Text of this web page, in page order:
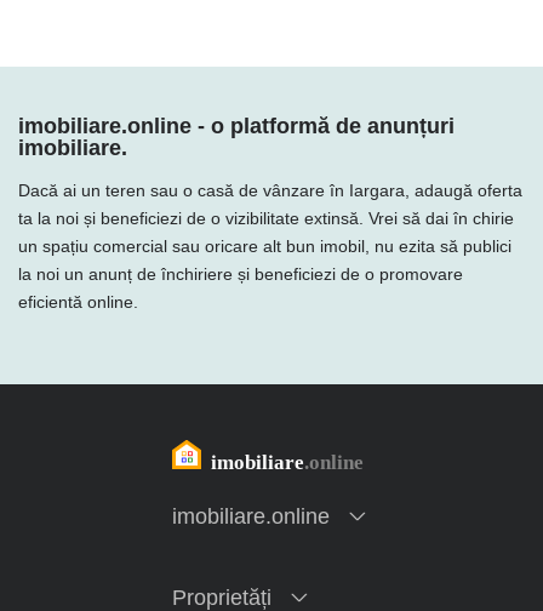
imobiliare.online - o platformă de anunțuri
imobiliare.
Dacă ai un teren sau o casă de vânzare în Iargara, adaugă oferta
ta la noi și beneficiezi de o vizibilitate extinsă. Vrei să dai în chirie
un spațiu comercial sau oricare alt bun imobil, nu ezita să publici
la noi un anunț de închiriere și beneficiezi de o promovare
eficientă online.
imobiliare.online
Proprietăți